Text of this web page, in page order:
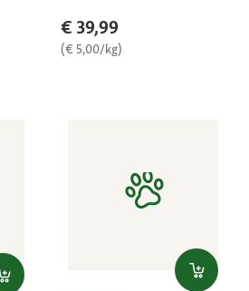
€ 39,99
(€ 5,00/kg)